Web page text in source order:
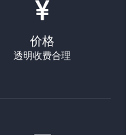
价格
透明收费合理